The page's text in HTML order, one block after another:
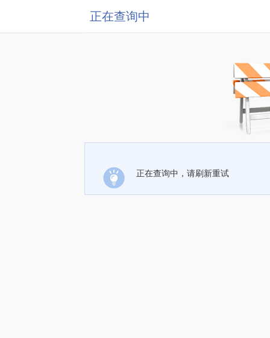
正在查询中
正在查询中，请刷新重试